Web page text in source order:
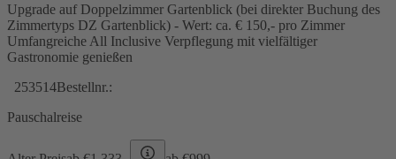
Upgrade auf Doppelzimmer Gartenblick (bei direkter Buchung des
Zimmertyps DZ Gartenblick) - Wert: ca. € 150,- pro Zimmer
Umfangreiche All Inclusive Verpflegung mit vielfältiger
Gastronomie genießen
253514Bestellnr.:
Pauschalreise